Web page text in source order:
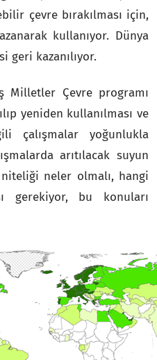
çevre bırakılması için,
kullanıyor. Dünya
geri kazanılıyor.
Milletler Çevre programı
yeniden kullanılması ve
çalışmalar yoğunlukla
arıtılacak suyun
neler olmalı, hangi
gerekiyor, bu konuları